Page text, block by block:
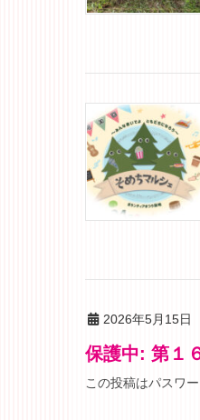
2026年5月15日
保護中: 第
この投稿はパスワ